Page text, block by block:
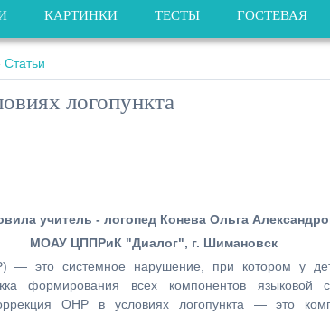
КАРТИНКИ ТЕСТЫ ГОСТЕВАЯ
Статьи
логопункта
учитель - логопед Конева Ольга
МОАУ ЦППРиК "Диалог", г. Шимановск
— это системное нарушение, при котором у
формирования всех компонентов языковой
ОНР в условиях логопункта — это